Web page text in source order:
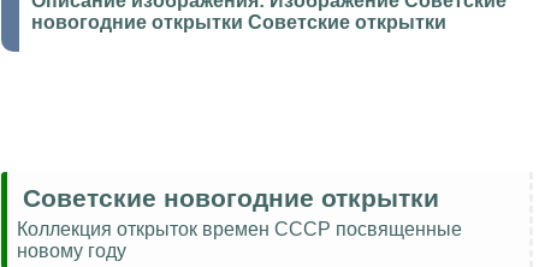
новогодние открытки Советские открытки
Советские новогодние открытки
Коллекция открыток времен СССР посвященные
новому году